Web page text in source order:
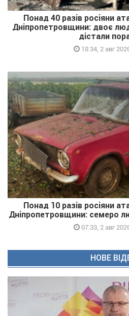
Понад 40 разів росіяни
Дніпропетровщини: двоє
дістали
18:34, 2 авг
Понад 10 разів росіяни
Дніпропетровщини: семеро
07:33, 2 авг
НОВЕ